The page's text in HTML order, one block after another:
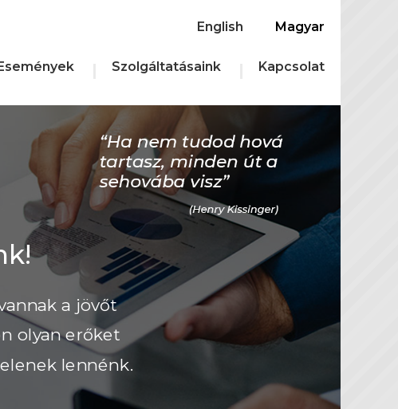
English Magyar
Események Szolgáltatásaink Kapcsolat
a jövőt
olyan erőket
lennénk.